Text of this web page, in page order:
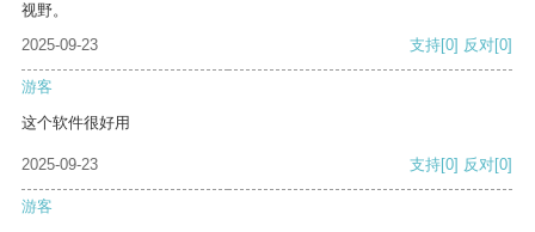
视野。
2025-09-23
支持[0] 反对[0]
游客
这个软件很好用
2025-09-23 支持[0] 反对[0]
游客